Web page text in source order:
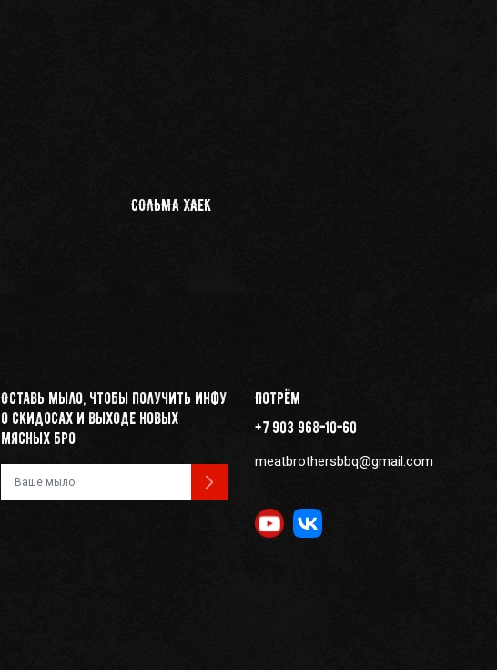
СОЛЬМА ХАЕК
Оставь мыло, чтобы получить инфу
о скидосах и выходе новых
мясных бро
Потрём
+7 903 968-10-60
meatbrothersbbq@gmail.com